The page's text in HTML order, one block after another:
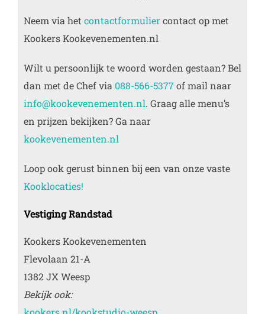
Neem via het contactformuliercontact op met
Kookers Kookevenementen.nl
Wilt u persoonlijk te woord worden gestaan? Bel
dan met de Chef via 088-566-5377of mail naar
info@kookevenementen.nl. Graag alle menu’s
en prijzen bekijken? Ga naar
kookevenementen.nl
Loop ook gerust binnen bij een van onze vaste
Kooklocaties!
Vestiging Randstad
Kookers Kookevenementen
Flevolaan 21-A
1382 JX Weesp
Bekijk ook: